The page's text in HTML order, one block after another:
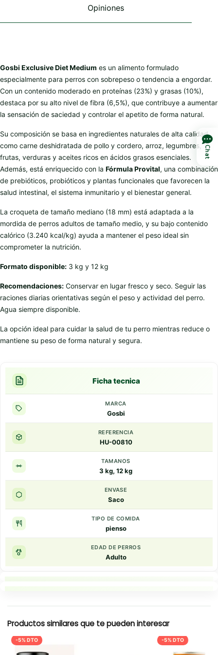
Opiniones
Gosbi Exclusive Diet Medium es un alimento formulado
especialmente para perros con sobrepeso o tendencia a engordar.
Con un contenido moderado en proteínas (23%) y grasas (10%),
destaca por su alto nivel de fibra (6,5%), que contribuye a aumentar
la sensación de saciedad y controlar el apetito de forma natural.
Su composición se basa en ingredientes naturales de alta calidad
como carne deshidratada de pollo y cordero, arroz, legumbres,
frutas, verduras y aceites ricos en ácidos grasos esenciales.
Además, está enriquecido con la Fórmula Provital, una combinación
de prebióticos, probióticos y plantas funcionales que favorecen la
salud intestinal, el sistema inmunitario y el bienestar general.
La croqueta de tamaño mediano (18 mm) está adaptada a la
mordida de perros adultos de tamaño medio, y su bajo contenido
calórico (3.240 kcal/kg) ayuda a mantener el peso ideal sin
comprometer la nutrición.
Formato disponible: 3 kg y 12 kg
Recomendaciones: Conservar en lugar fresco y seco. Seguir las
raciones diarias orientativas según el peso y actividad del perro.
Agua siempre disponible.
La opción ideal para cuidar la salud de tu perro mientras reduce o
mantiene su peso de forma natural y segura.
Ficha tecnica
MARCA
Gosbi
REFERENCIA
HU-00810
TAMANOS
3 kg, 12 kg
ENVASE
Saco
TIPO DE COMIDA
pienso
EDAD DE PERROS
Adulto
Productos similares que te pueden interesar
-5% DTO -5% DTO
Chat